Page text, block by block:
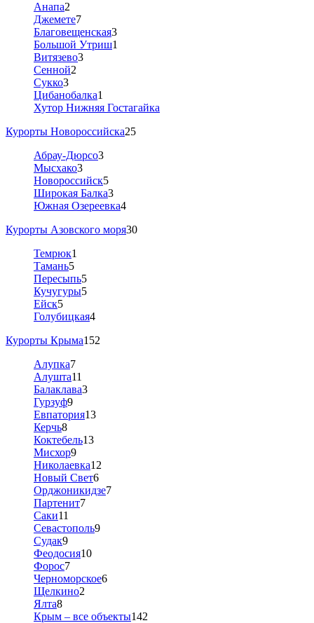
Анапа2
Джемете7
Благовещенская3
Большой Утриш1
Витязево3
Сенной2
Сукко3
Цибанобалка1
Хутор Нижняя Гостагайка
Курорты Новороссийска25
Абрау-Дюрсо3
Мысхако3
Новороссийск5
Широкая Балка3
Южная Озереевка4
Курорты Азовского моря30
Темрюк1
Тамань5
Пересыпь5
Кучугуры5
Ейск5
Голубицкая4
Курорты Крыма152
Алупка7
Алушта11
Балаклава3
Гурзуф9
Евпатория13
Керчь8
Коктебель13
Мисхор9
Николаевка12
Новый Свет6
Орджоникидзе7
Партенит7
Саки11
Севастополь9
Судак9
Феодосия10
Форос7
Черноморское6
Щелкино2
Ялта8
Крым – все объекты142